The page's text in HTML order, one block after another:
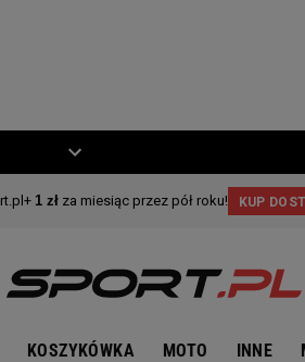
KOSZYKÓWKA MOTO INNE